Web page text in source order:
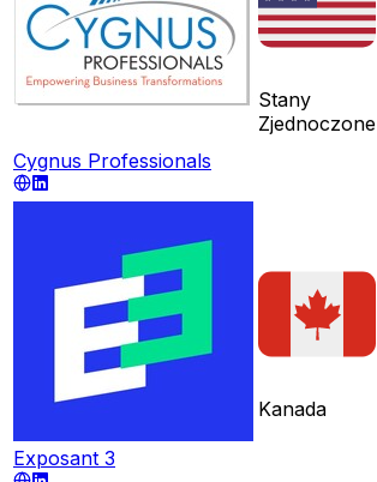
Cygnus Professionals
Stany
Zjednoczone
Exposant 3
Kanada